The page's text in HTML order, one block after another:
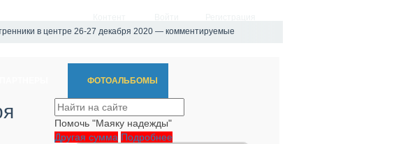
ФОТОАЛЬБОМЫ
в центре 26-27 декабря 2020 — комментируемые
Помочь "Маяку надежды"
Другая сумма Подробнее